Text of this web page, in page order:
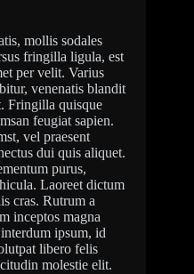
mollis sodales
fringilla ligula, est
per velit. Varius
venenatis blandit
Fringilla quisque
feugiat sapien.
vel praesent
dui quis aliquet.
purus,
Laoreet dictum
cras. Rutrum a
inceptos magna
ipsum, id
libero felis
molestie elit.